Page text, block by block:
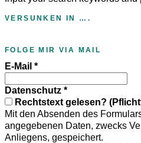
VERSUNKEN IN ….
FOLGE MIR VIA MAIL
E-Mail *
Datenschutz *
Rechtstext gelesen?
Mit den Absenden des
angegebenen Daten, zwecks
Anliegens, gespeichert.